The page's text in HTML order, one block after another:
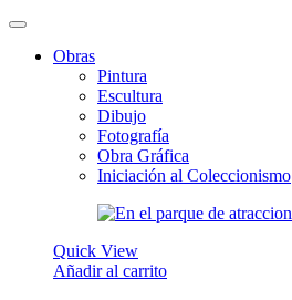
Obras
Pintura
Escultura
Dibujo
Fotografía
Obra Gráfica
Iniciación al Coleccionismo
Quick View
Añadir al carrito